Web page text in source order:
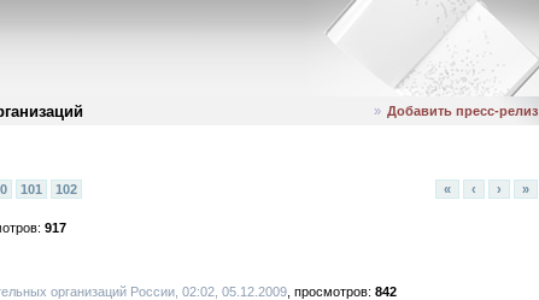
» Добавить пресс-релиз
101 102 « ‹ › »
917
организаций России, 02:02, 05.12.2009
842